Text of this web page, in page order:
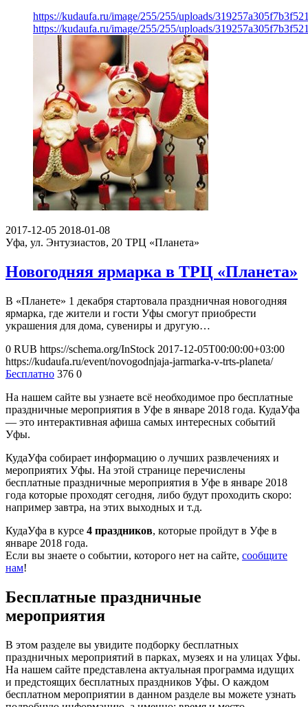
https://kudaufa.ru/image/255/255/uploads/
https://kudaufa.ru/image/255/255/uploads/
2017-12-05 2018-01-08
Уфа, ул. Энтузиастов, 20 ТРЦ «Планета»
Новогодняя ярмарка в ТРЦ «Планета»
В «Планете» 1 декабря стартовала праздничная новогодняя
ярмарка, где жители и гости Уфы смогут приобрести
украшения для дома, сувениры и другую…
0 RUB https://schema.org/InStock 2017-12-05T00:00:00+03:00
https://kudaufa.ru/event/novogodnjaja-jarmarka-v-trts-planeta/
Бесплатно 376 0
На нашем сайте вы узнаете всё необходимое про бесплатные
праздничные мероприятия в Уфе в январе 2018 года. КудаУфа
— это интерактивная афиша самых интересных событий
Уфы.
КудаУфа собирает информацию о лучших развлечениях и
мероприятих Уфы. На этой странице перечислены
бесплатные праздничные мероприятия в Уфе в январе 2018
года которые проходят сегодня, либо будут проходить скоро:
например завтра, на этих выходных и т.д.
КудаУфа в курсе 4 праздников, которые пройдут в Уфе в
январе 2018 года.
Если вы знаете о событии, которого нет на сайте, сообщите
нам!
Бесплатные праздничные
мероприятия
В этом разделе вы увидите подборку бесплатных
праздничных мероприятий в парках, музеях и на улицах Уфы.
На нашем сайте представлена актуальная программа идущих
и предстоящих бесплатных праздников Уфы. О каждом
бесплатном мероприятии в данном разделе вы можете узнать